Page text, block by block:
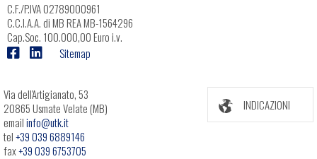
C.F./P.IVA 02789000961
C.C.I.A.A. di MB REA MB-1564296
Cap.Soc. 100.000,00 Euro i.v.
Sitemap
Via dell'Artigianato, 53
20865 Usmate Velate (MB)
emailinfo@utk.it
tel+39 039 6889146
fax+39 039 6753705
INDICAZIONI